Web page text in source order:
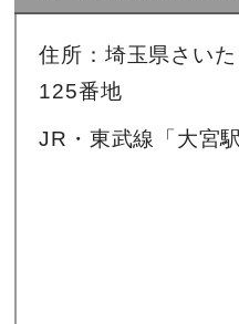
住所：埼玉県さい
125番地
JR・東武線「大宮